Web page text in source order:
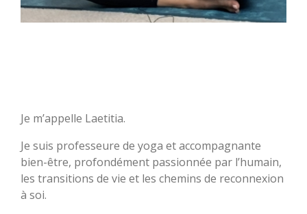
Je m’appelle Laetitia.
Je suis professeure de yoga et accompagnante
bien-être, profondément passionnée par l’humain,
les transitions de vie et les chemins de reconnexion
à soi.